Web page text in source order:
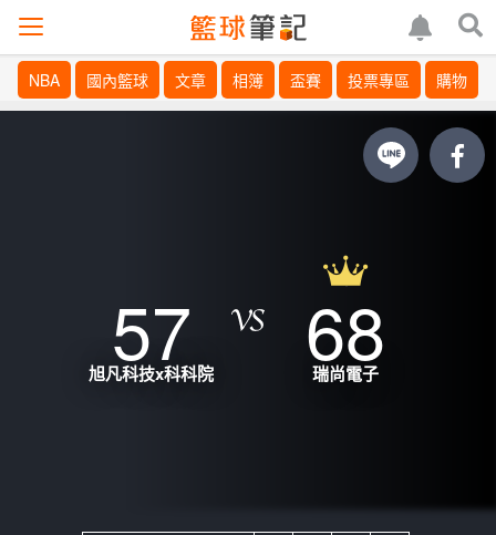
NBA 國內籃球 文章 相簿 盃賽 投票專區 購物
57
旭凡科技x科科院 68
瑞尚電子